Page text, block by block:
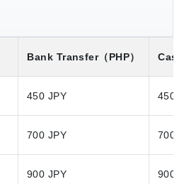
Bank Transfer（PHP）
450 JPY 450
700 JPY 700
900 JPY 900